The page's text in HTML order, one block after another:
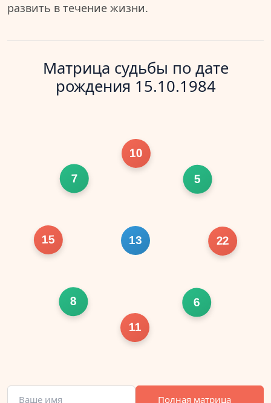
развить в течение жизни.
Матрица судьбы по дате
рождения 15.10.1984
15
10
22
11
7 5
6
8
13
Полная матрица